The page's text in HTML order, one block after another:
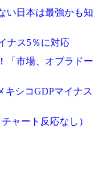
い日本は最強かも知
ナス5％に対応
「市場、オブラドー
キシコGDPマイナス
ャート反応なし）